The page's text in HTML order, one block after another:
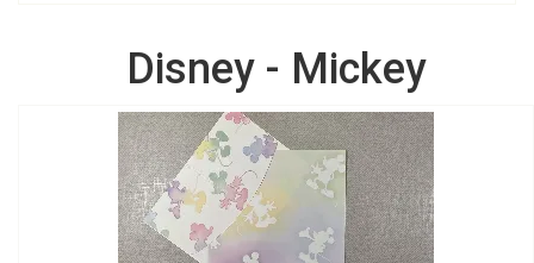
Disney - Mickey